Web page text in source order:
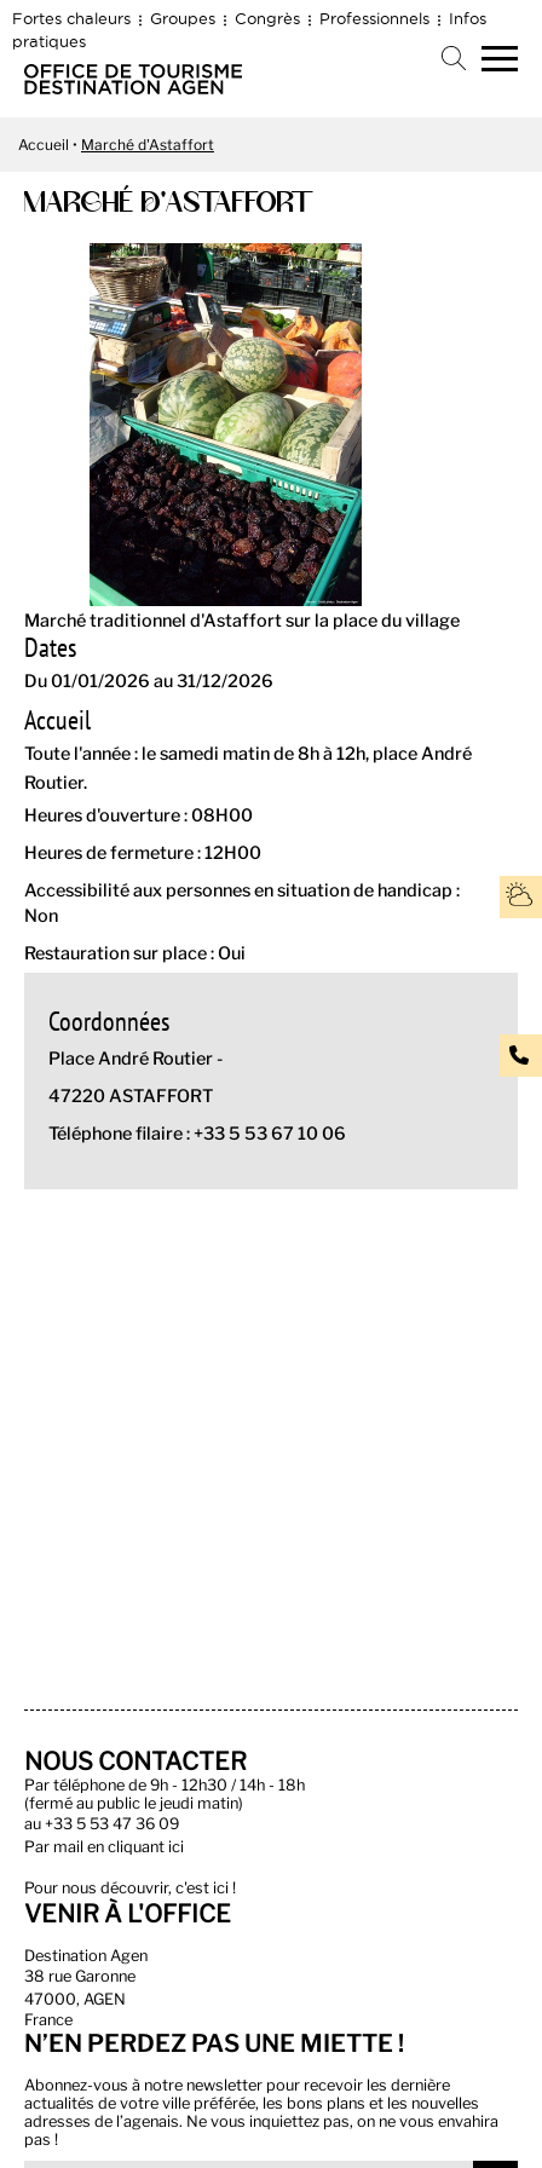
Fortes chaleurs Groupes Congrès Professionnels
Infos
pratiques
Accueil Marché d'Astaffort
MARCHÉ D'ASTAFFORT
Marché traditionnel d'Astaffort sur la place du village
Dates
Du 01/01/2026 au 31/12/2026
Accueil
Toute l'année : le samedi matin de 8h à 12h, place André
Routier.
Heures d'ouverture : 08H00
Heures de fermeture : 12H00
Accessibilité aux personnes en situation de handicap :
Non
Restauration sur place : Oui
Coordonnées
Place André Routier -
47220 ASTAFFORT
Téléphone filaire : +33 5 53 67 10 06
NOUS CONTACTER
Par téléphone de 9h - 12h30 / 14h - 18h
(fermé au public le jeudi matin)
au +33 5 53 47 36 09
Par mail en cliquant ici
Pour nous découvrir, c'est ici !
VENIR À L'OFFICE
Destination Agen
38 rue Garonne
47000, AGEN
France
N’EN PERDEZ PAS UNE MIETTE !
Abonnez-vous à notre newsletter pour recevoir les dernière
actualités de votre ville préférée, les bons plans et les nouvelles
adresses de l’agenais. Ne vous inquiettez pas, on ne vous envahira
pas !